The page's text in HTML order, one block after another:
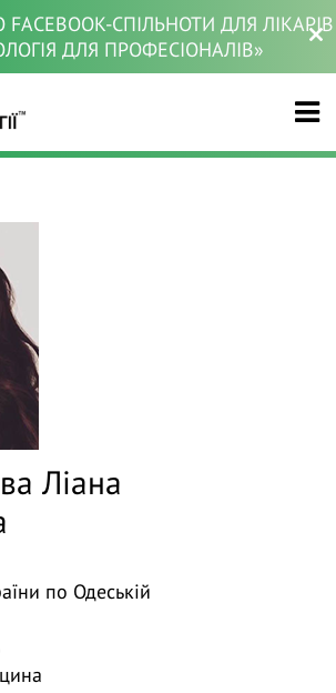
СПІЛЬНОТИ ДЛЯ ЛІКАРІВ
ДЛЯ ПРОФЕСІОНАЛІВ»
Ліана
по Одеській